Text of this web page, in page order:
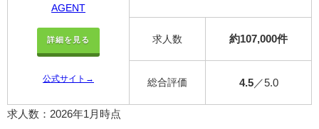
AGENT
詳細を見る
公式サイト→
求人数 約107,000件
総合評価 4.5／5.0
求人数：2026年1月時点